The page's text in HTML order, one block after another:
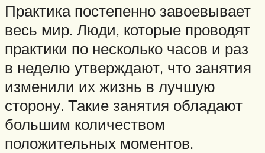
Практика постепенно завоевывает
весь мир. Люди, которые проводят
практики по несколько часов и раз
в неделю утверждают, что занятия
изменили их жизнь в лучшую
сторону. Такие занятия обладают
большим количеством
положительных моментов.